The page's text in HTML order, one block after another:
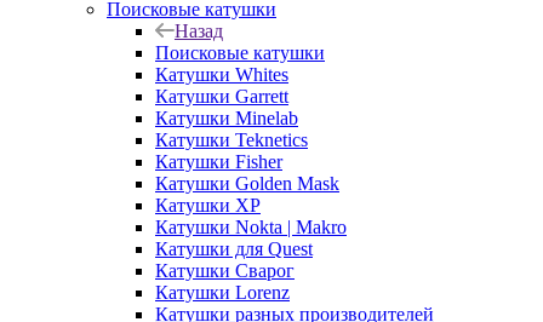
Поисковые катушки
Назад
Поисковые катушки
Катушки Whites
Катушки Garrett
Катушки Minelab
Катушки Teknetics
Катушки Fisher
Катушки Golden Mask
Катушки XP
Катушки Nokta | Makro
Катушки для Quest
Катушки Сварог
Катушки Lorenz
Катушки разных производителей